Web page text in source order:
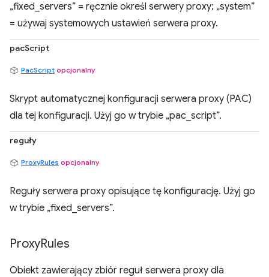
„fixed_servers” = ręcznie określ serwery proxy; „system”
= używaj systemowych ustawień serwera proxy.
pacScript
PacScript opcjonalny
Skrypt automatycznej konfiguracji serwera proxy (PAC)
dla tej konfiguracji. Użyj go w trybie „pac_script”.
reguły
ProxyRules opcjonalny
Reguły serwera proxy opisujące tę konfigurację. Użyj go
w trybie „fixed_servers”.
ProxyRules
Obiekt zawierający zbiór reguł serwera proxy dla